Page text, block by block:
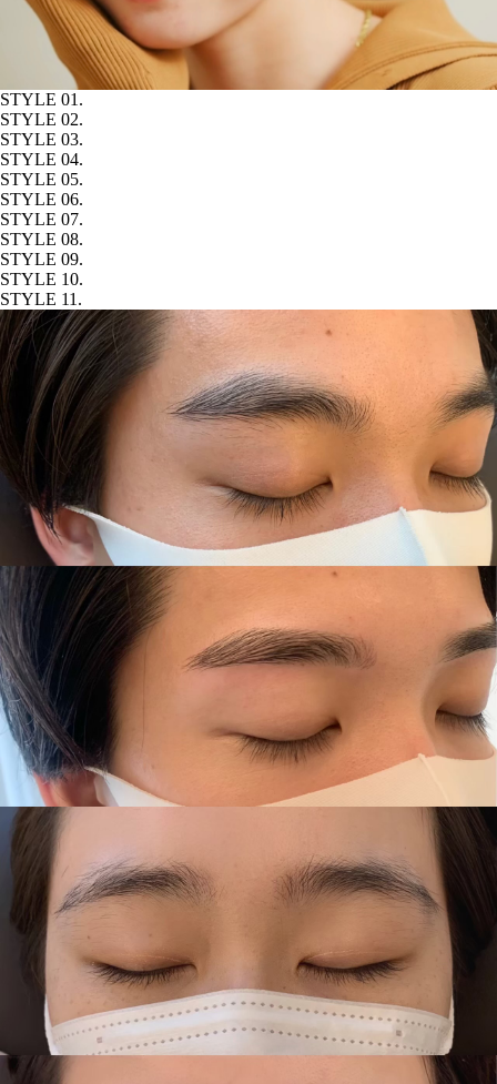
STYLE 01.
STYLE 02.
STYLE 03.
STYLE 04.
STYLE 05.
STYLE 06.
STYLE 07.
STYLE 08.
STYLE 09.
STYLE 10.
STYLE 11.